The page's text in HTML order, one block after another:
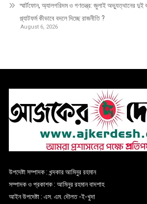
স্মার্টফোন, অ্যালগরিদম ও গণতন্ত্র: জুলাই অভ্যুত্থানের দুই
প্ল্যাটফর্ম কীভাবে বদলে দিচ্ছে রাজনীতি ?
August 6, 2026
উপদেষ্টা সম্পাদক : খন্দকার আমিনুর রহমান
সম্পাদক ও প্রকাশক : আমিনুর রহমান বাদশাহ
আইন উপদেষ্টা : এস. এম. দৌলত -ই-খুদা